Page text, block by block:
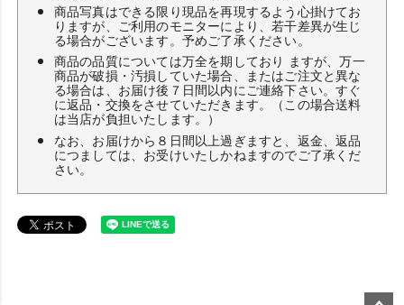
商品写真はできる限り現品を再現するよう心掛けてお
りますが、ご利用のモニターにより、若干差異が生じ
る場合がございます。予めご了承ください。
商品の品質については万全を期しており ますが、万一
商品が破損・汚損していた場合、またはご注文と異な
る場合は、お届け後７日間以内にご連絡下さい。すぐ
に返品・交換をさせていただきます。（この場合送料
は当店が負担いたします。）
なお、お届けから８日間以上過ぎますと、返金、返品
につましては、お受けいたしかねますのでご了承くだ
さい。